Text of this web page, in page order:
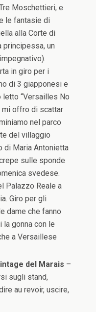
Moschettieri, e
le fantasie di
alla Corte di
principessa, un
in giro per i
di 3 giapponesi e
letto “Versailles No
mi offro di scattar
nel parco
del villaggio
di Maria Antonietta
sulle sponde
svedese.
Palazzo Reale a
Giro per gli
dame che fanno
gonna con le
a Versaillese
del Marais –
sugli stand,
au revoir, uscire,